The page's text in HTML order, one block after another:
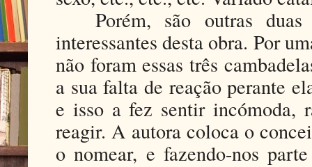
Porém, são outras
interessantes desta obra. Por
não foram essas três
a sua falta de reação perante
e isso a fez sentir incómoda,
reagir. A autora coloca o
o nomear, e fazendo-nos